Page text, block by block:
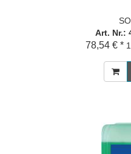
Art. Nr.:
78,54 € *